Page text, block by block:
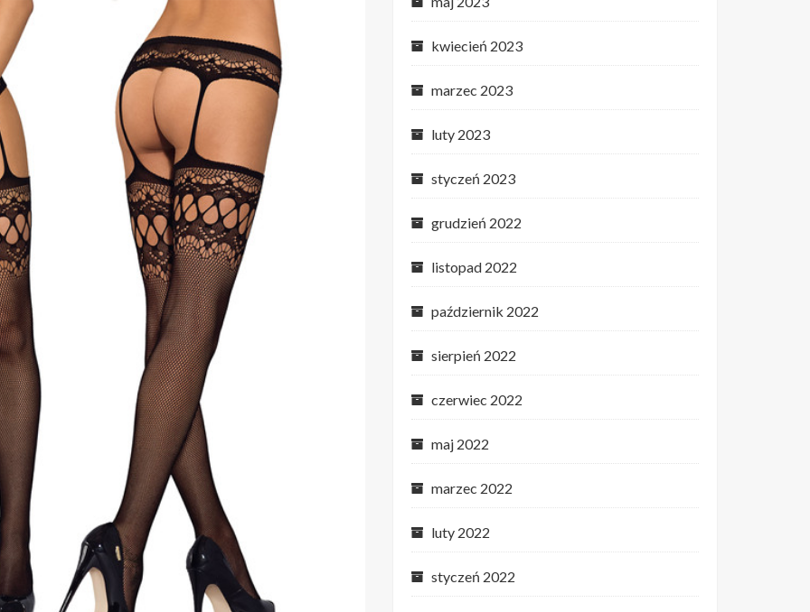
kwiecień 2023
marzec 2023
luty 2023
styczeń 2023
grudzień 2022
listopad 2022
październik 2022
sierpień 2022
czerwiec 2022
maj 2022
marzec 2022
luty 2022
styczeń 2022